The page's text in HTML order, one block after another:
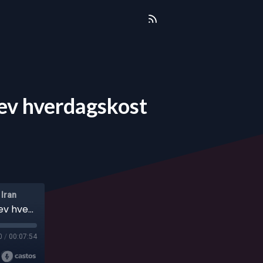
hverdagskost
Iran
Henrettelser på åben gade og ydmygelser blev hverdagskost
/ 00:07:54